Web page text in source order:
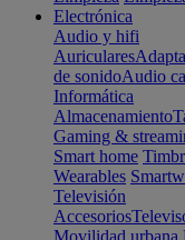
Electrónica
Audio y hifi
Auriculares
de sonidoAudio
Informática
Almacenamiento
Gaming &
Smart home
Wearables
Televisión
Accesorios
Movilidad urbana